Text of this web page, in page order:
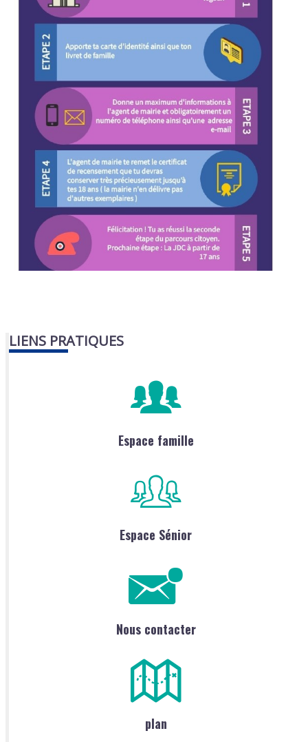
LIENS PRATIQUES
Espace famille
Espace Sénior
Nous contacter
plan